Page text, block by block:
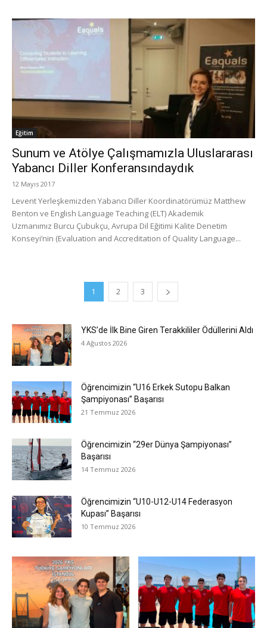
Eğitim
Sunum ve Atölye Çalışmamızla Uluslararası
Yabancı Diller Konferansındaydık
12 Mayıs 2017
Levent Yerleşkemizden Yabancı Diller Koordinatörümüz Matthew
Benton ve English Language Teaching (ELT) Akademik
Uzmanımız Burcu Çubukçu, Avrupa Dil Eğitimi Kalite Denetim
Konseyi’nin (Evaluation and Accreditation of Quality Language...
1 2 3
YKS’de İlk Bine Giren Terakkililer Ödüllerini Aldı
4 Ağustos 2026
Öğrencimizin “U16 Erkek Sutopu Balkan
Şampiyonası” Başarısı
21 Temmuz 2026
Öğrencimizin “29er Dünya Şampiyonası”
Başarısı
14 Temmuz 2026
Öğrencimizin “U10-U12-U14 Federasyon
Kupası” Başarısı
10 Temmuz 2026